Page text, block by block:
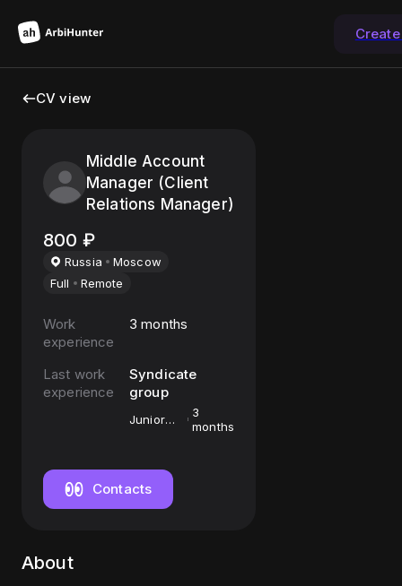
CV view
Middle Account
Manager (Client
Relations Manager)
800 ₽
Russia
Moscow
Full
Remote
Work
experience
3 months
Last work
experience
Syndicate
group
Junior
3
months
Contacts
About